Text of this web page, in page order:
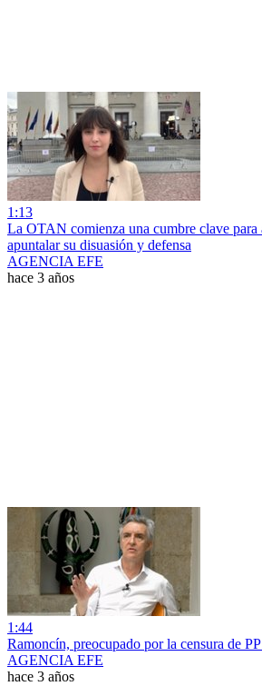
1:13
La OTAN comienza una cumbre clave para
apuntalar su disuasión y defensa
AGENCIA EFE
hace 3 años
1:44
Ramoncín, preocupado por la censura de
AGENCIA EFE
hace 3 años